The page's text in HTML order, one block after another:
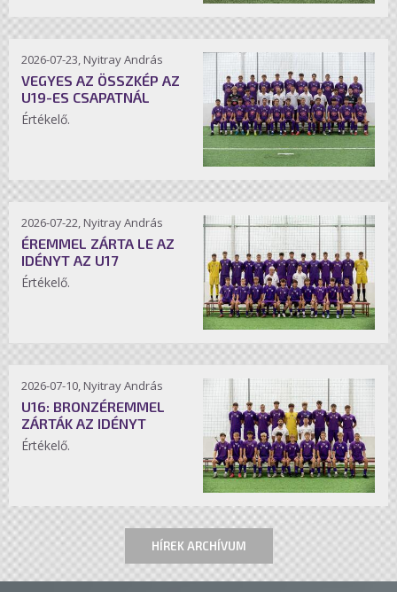
2026-07-23, Nyitray András
VEGYES AZ ÖSSZKÉP AZ
U19-ES CSAPATNÁL
Értékelő.
2026-07-22, Nyitray András
ÉREMMEL ZÁRTA LE AZ
IDÉNYT AZ U17
Értékelő.
2026-07-10, Nyitray András
U16: BRONZÉREMMEL
ZÁRTÁK AZ IDÉNYT
Értékelő.
HÍREK ARCHÍVUM